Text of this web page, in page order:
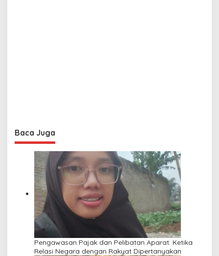
Baca Juga
Pengawasan Pajak dan Pelibatan Aparat: Ketika
Relasi Negara dengan Rakyat Dipertanyakan